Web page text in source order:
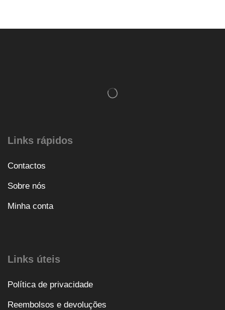
Links rápidos
Contactos
Sobre nós
Minha conta
Links úteis
Política de privacidade
Reembolsos e devoluções